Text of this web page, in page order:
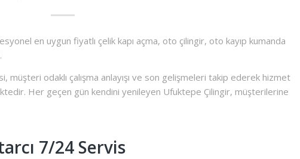
en uygun fiyatlı çelik kapı açma, oto çilingir, oto kayıp kumanda
müşteri odaklı çalışma anlayışı ve son gelişmeleri takip ederek hizmet
Her geçen gün kendini yenileyen Ufuktepe Çilingir, müşterilerine
7/24 Servis